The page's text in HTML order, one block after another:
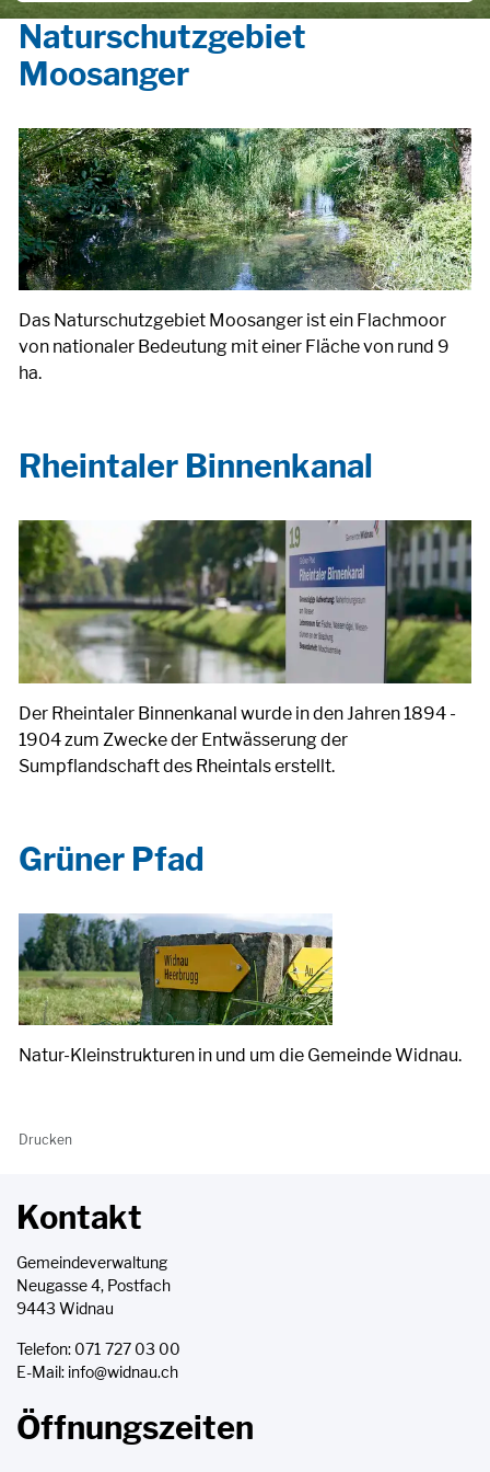
Naturschutzgebiet
Moosanger
Das Naturschutzgebiet Moosanger ist ein Flachmoor
von nationaler Bedeutung mit einer Fläche von rund 9
ha.
Rheintaler Binnenkanal
Der Rheintaler Binnenkanal wurde in den Jahren 1894 -
1904 zum Zwecke der Entwässerung der
Sumpflandschaft des Rheintals erstellt.
Grüner Pfad
Natur-Kleinstrukturen in und um die Gemeinde Widnau.
Drucken
Kontakt
Gemeindeverwaltung
Neugasse 4, Postfach
9443 Widnau
Telefon: 071 727 03 00
E-Mail: info@widnau.ch
Öffnungszeiten